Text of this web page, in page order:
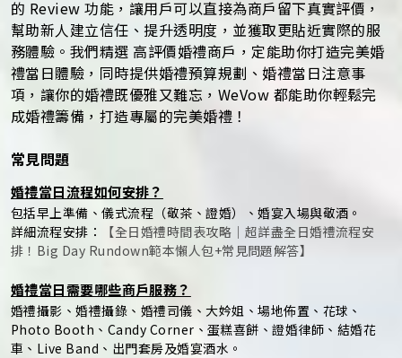
的 Review 功能，讓用戶可以直接為商戶留下真實評價，
幫助新人建立信任、提升透明度，並獲取更貼近實際的服
務體驗。我們精選 高評價婚禮商戶，定能助你打造完美婚
禮當日體驗，同時提供婚禮預算規劃、婚禮當日注意事
項，讓你的婚禮既優雅又難忘，WeVow 都能助你輕鬆完
成婚禮籌備，打造專屬的完美婚禮！
常見問題
婚禮當日流程如何安排？
包括早上準備、儀式流程（敬茶、證婚）、婚宴入場與敬酒。
詳細流程安排：
【全日婚禮時間表攻略｜超詳盡全日婚禮流程安
排！Big Day Rundown範本懶人包+常見問題解答】
婚禮當日需要哪些商戶服務？
婚禮攝影、婚禮攝錄、婚禮司儀、大妗姐、場地佈置、花球、
Photo Booth、Candy Corner、蛋糕喜餅、證婚律師、結婚花
車、Live Band、出門套房及婚宴酒水。